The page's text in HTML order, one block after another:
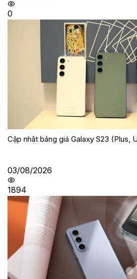
0
Cập nhật bảng giá Galaxy S23 (Plus,
03/08/2026
1894